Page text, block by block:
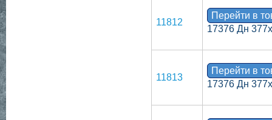
11812
Перейти в
17376 Дн
11813
Перейти в
17376 Дн